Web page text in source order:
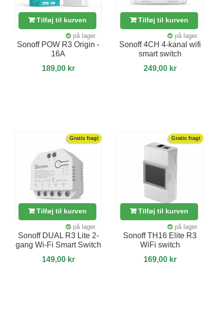
Tilføj til kurven
på lager.
Sonoff POW R3 Origin -
16A
189,00 kr
Tilføj til kurven
på lager.
Sonoff 4CH 4-kanal wifi
smart switch
249,00 kr
Gratis fragt
Tilføj til kurven
på lager.
Sonoff DUAL R3 Lite 2-
gang Wi-Fi Smart Switch
149,00 kr
Gratis fragt
Tilføj til kurven
på lager.
Sonoff TH16 Elite R3
WiFi switch
169,00 kr